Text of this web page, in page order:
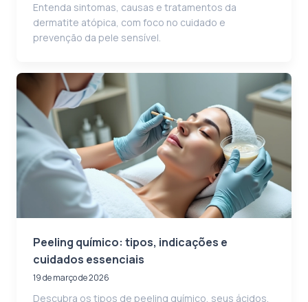
Entenda sintomas, causas e tratamentos da
dermatite atópica, com foco no cuidado e
prevenção da pele sensível.
Peeling químico: tipos, indicações e
cuidados essenciais
19 de março de 2026
Descubra os tipos de peeling químico, seus ácidos,